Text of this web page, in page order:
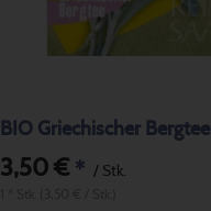
BIO Griechischer Bergtee
3,50 € * / Stk.